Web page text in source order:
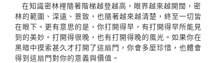
在知識密林裡隨著階梯越登越高，眼界越來越開闊，密
林的範圍、深遠、景致，也隨著越來越清楚，終至一切皆
在眼下。更有意思的是，你打開得早，有打開得早所能見
到的美妙。打開得很晚，也有打開得晚的風光。如果你在
黑暗中摸索甚久才打開了這扇門，你會多麼珍惜，也體會
得到這扇門對你的意義與價值。